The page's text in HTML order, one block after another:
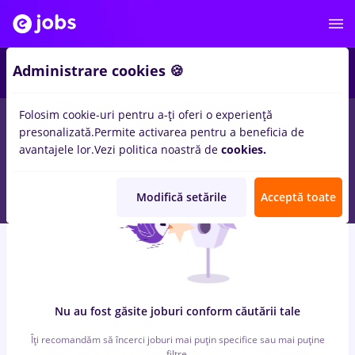
locuri de muncacu salarii matematica, Full time
pentruEntry-Level (< 2 ani)inBanci, Medicina / Sanatate
Nu au fost găsite joburi conform căutării tale
Îți recomandăm să încerci joburi mai puțin specifice sau mai puține
Administrare cookies 🍪
Folosim cookie-uri pentru a-ți oferi o experiență
presonalizată.Permite activarea pentru a beneficia de
avantajele lor.Vezi politica noastră de cookies.
Modifică setările Acceptă toate